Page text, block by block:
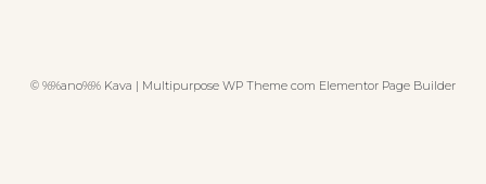
© %%ano%% Kava | Multipurpose WP Theme com Elementor Page Builder